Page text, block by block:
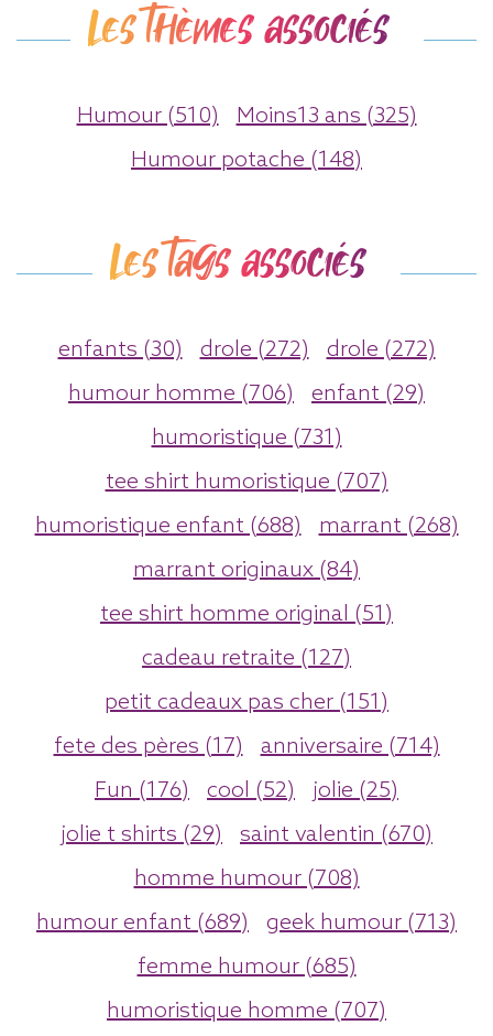
Les thèmes associés
Humour (510)
Moins13 ans (325)
Humour potache (148)
Les tags associés
enfants (30) drole (272)
drole (272)
humour homme (706)
enfant (29)
humoristique (731)
tee shirt humoristique (707)
humoristique enfant (688)
marrant (268)
marrant originaux (84)
tee shirt homme original (51)
cadeau retraite (127)
petit cadeaux pas cher (151)
fete des pères (17)
anniversaire (714)
Fun (176)
cool (52)
jolie (25)
jolie t shirts (29)
saint valentin (670)
homme humour (708)
humour enfant (689)
geek humour (713)
femme humour (685)
humoristique homme (707)